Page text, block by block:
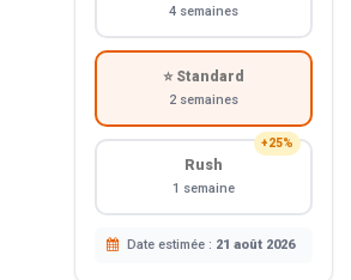
4 semaines
⭐ Standard
2 semaines
+25%
Rush
1 semaine
Date estimée : 21 août 2026